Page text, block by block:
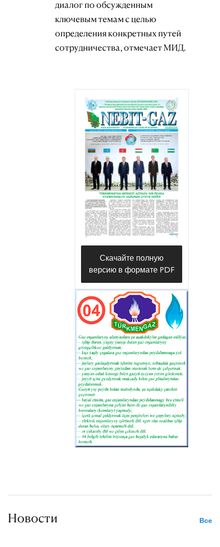
диалог по обсужденным
ключевым темам с целью
определения конкретных путей
сотрудничества, отмечает МИД.
Скачайте полную
версию в формате PDF
Новости Все